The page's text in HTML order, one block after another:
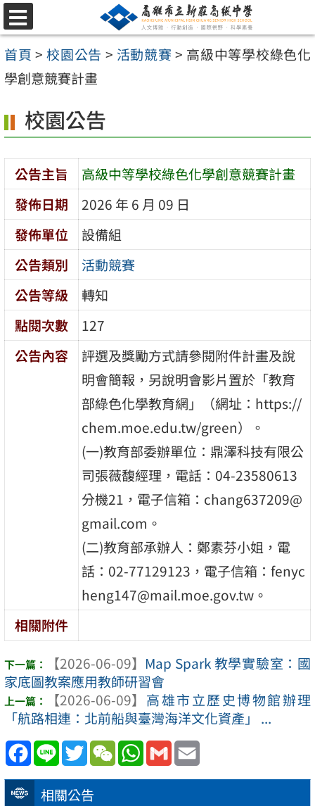
跳
至
主
要
容
區
選
單
首頁 > 校園公告 > 活動競賽 > 高級中等學校綠色化
學創意競賽計畫
相關公告
校園公告
公告主旨
高級中等學校綠色化學創意競賽計畫
發佈日期
2026 年 6 月 09 日
發佈單位
設備組
公告類別
活動競賽
公告等級
轉知
點閱次數
127
公告內容
評選及獎勵方式請參閱附件計畫及說
明會簡報，另說明會影片置於「教育
部綠色化學教育網」（網址：https://
chem.moe.edu.tw/green）。
(一)教育部委辦單位：鼎澤科技有限公
司張薇馥經理，電話：04-23580613
分機21，電子信箱：chang637209@
gmail.com。
(二)教育部承辦人：鄭素芬小姐，電
話：02-77129123，電子信箱：fenyc
heng147@mail.moe.gov.tw。
相關附件
【2026-06-09】 Map Spark 教學實驗室：國
家底圖教案應用教師研習會
【2026-06-09】 高雄市立歷史博物館辦理
「航路相連：北前船與臺灣海洋文化資產」 ...
Facebook
Line TwitterWeChatWhatsApp
Gmail